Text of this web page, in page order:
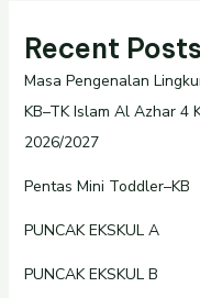
Recent Posts
Masa Pengenalan
KB–TK Islam Al Azhar 4
2026/2027
Pentas Mini Toddler–KB
PUNCAK EKSKUL A
PUNCAK EKSKUL B